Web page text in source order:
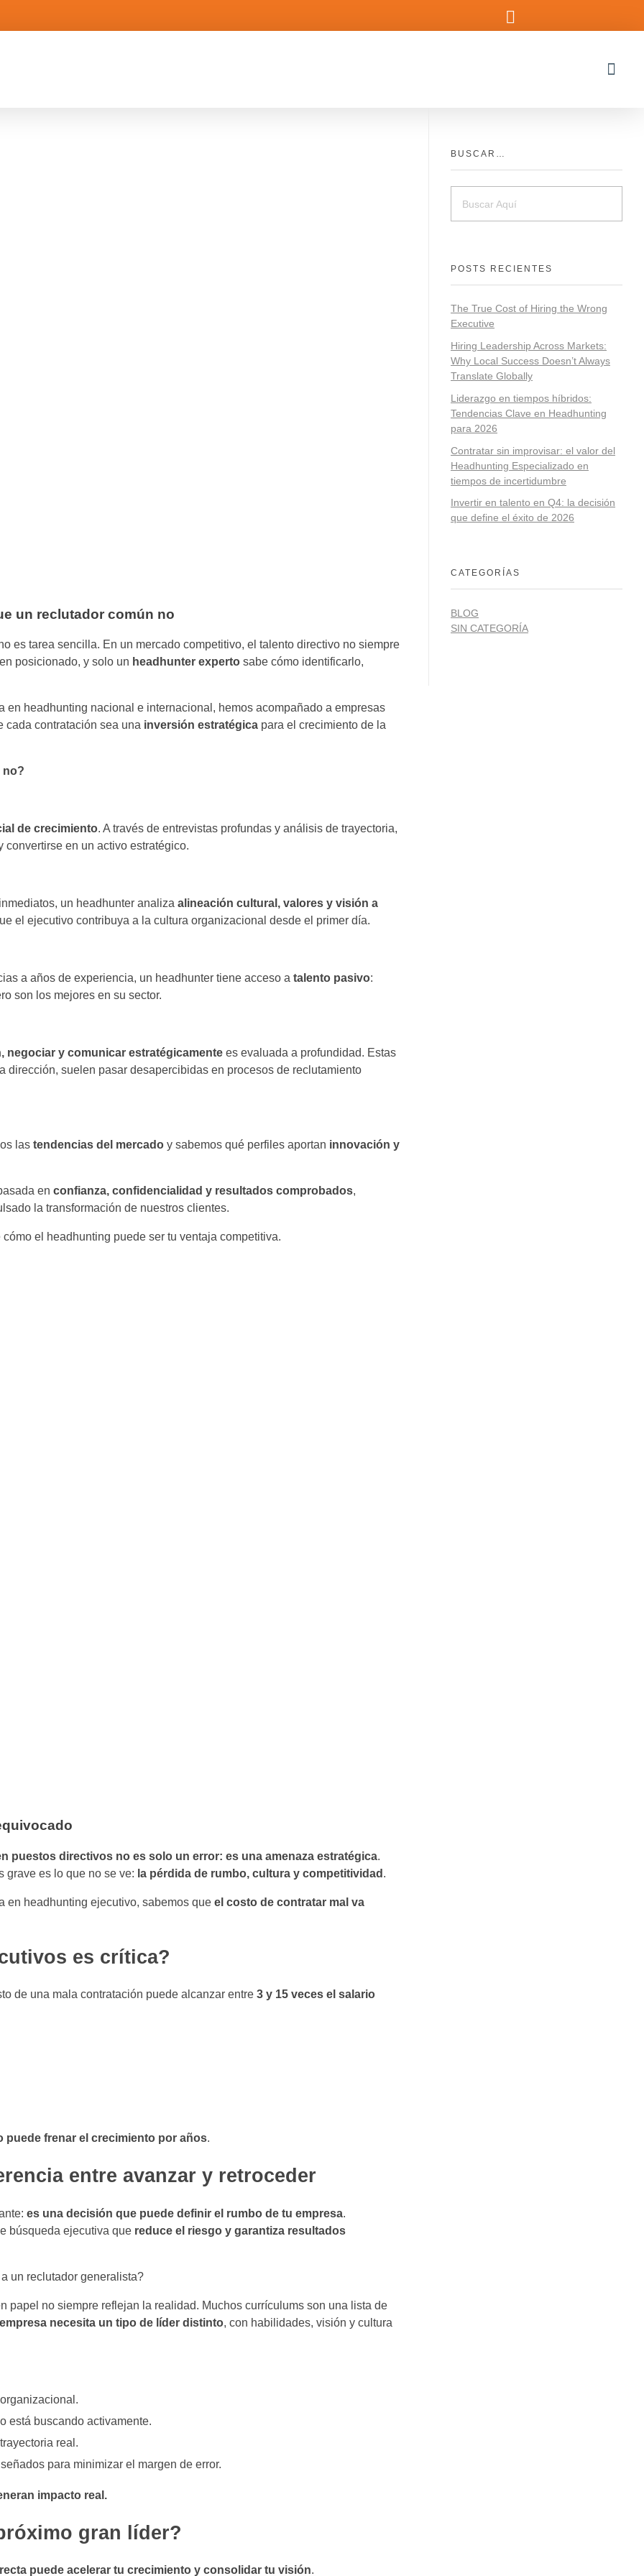
un reclutador común no
es tarea sencilla. En un mercado competitivo, el talento directivo no siempre
posicionado, y solo un headhunter experto sabe cómo identificarlo,
en headhunting nacional e internacional, hemos acompañado a empresas
cada contratación sea una inversión estratégica para el crecimiento de la
no?
de crecimiento. A través de entrevistas profundas y análisis de trayectoria,
en un activo estratégico.
un headhunter analiza alineación cultural, valores y visión a
el ejecutivo contribuya a la cultura organizacional desde el primer día.
a años de experiencia, un headhunter tiene acceso a talento pasivo:
son los mejores en su sector.
negociar y comunicar estratégicamente es evaluada a profundidad. Estas
suelen pasar desapercibidas en procesos de reclutamiento
las tendencias del mercado y sabemos qué perfiles aportan innovación y
en confianza, confidencialidad y resultados comprobados,
la transformación de nuestros clientes.
cómo el headhunting puede ser tu ventaja competitiva.
puestos directivos no es solo un error: es una amenaza estratégica.
grave es lo que no se ve: la pérdida de rumbo, cultura y competitividad .
en headhunting ejecutivo, sabemos que el costo de contratar mal va
es crítica?
de una mala contratación puede alcanzar entre 3 y 15 veces el salario
puede frenar el crecimiento por años.
entre avanzar y retroceder
es una decisión que puede definir el rumbo de tu empresa.
búsqueda ejecutiva que reduce el riesgo y garantiza resultados
un reclutador generalista?
papel no siempre reflejan la realidad. Muchos currículums son una lista de
necesita un tipo de líder distinto, con habilidades, visión y cultura
está buscando activamente.
real.
para minimizar el margen de error.
impacto real.
gran líder?
puede acelerar tu crecimiento y consolidar tu visión.
BUSCAR…
POSTS RECIENTES
The True Cost of Hiring the Wrong
Executive
Hiring Leadership Across Markets:
Why Local Success Doesn’t Always
Translate Globally
Liderazgo en tiempos híbridos:
Tendencias Clave en Headhunting
para 2026
Contratar sin improvisar: el valor del
Headhunting Especializado en
tiempos de incertidumbre
Invertir en talento en Q4: la decisión
que define el éxito de 2026
CATEGORÍAS
BLOG
SIN CATEGORÍA